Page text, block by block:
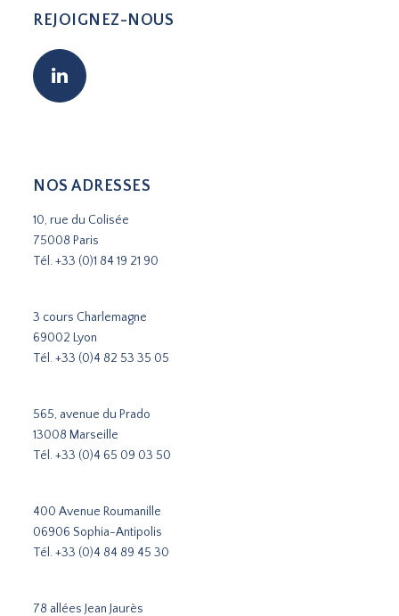
REJOIGNEZ-NOUS
NOS ADRESSES
10, rue du Colisée
75008 Paris
Tél.+33 (0)1 84 19 21 90
3 cours Charlemagne
69002 Lyon
Tél.+33 (0)4 82 53 35 05
565, avenue du Prado
13008 Marseille
Tél.+33 (0)4 65 09 03 50
400 Avenue Roumanille
06906 Sophia-Antipolis
Tél.+33 (0)4 84 89 45 30
78 allées Jean Jaurès